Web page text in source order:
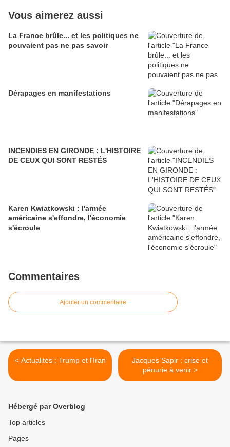
Vous aimerez aussi
La France brûle... et les politiques ne
pouvaient pas ne pas savoir
Dérapages en manifestations
INCENDIES EN GIRONDE : L'HISTOIRE
DE CEUX QUI SONT RESTÉS
Karen Kwiatkowski : l'armée
américaine s'effondre, l'économie
s'écroule
Commentaires
Ajouter un commentaire
< Actualités : Trump et l'Iran
Jacques Sapir : crise et
pénurie à venir >
Hébergé par Overblog
Top articles
Pages